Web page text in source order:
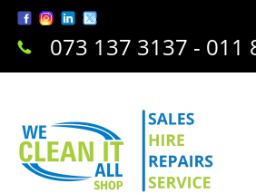
073 137 3137 - 011